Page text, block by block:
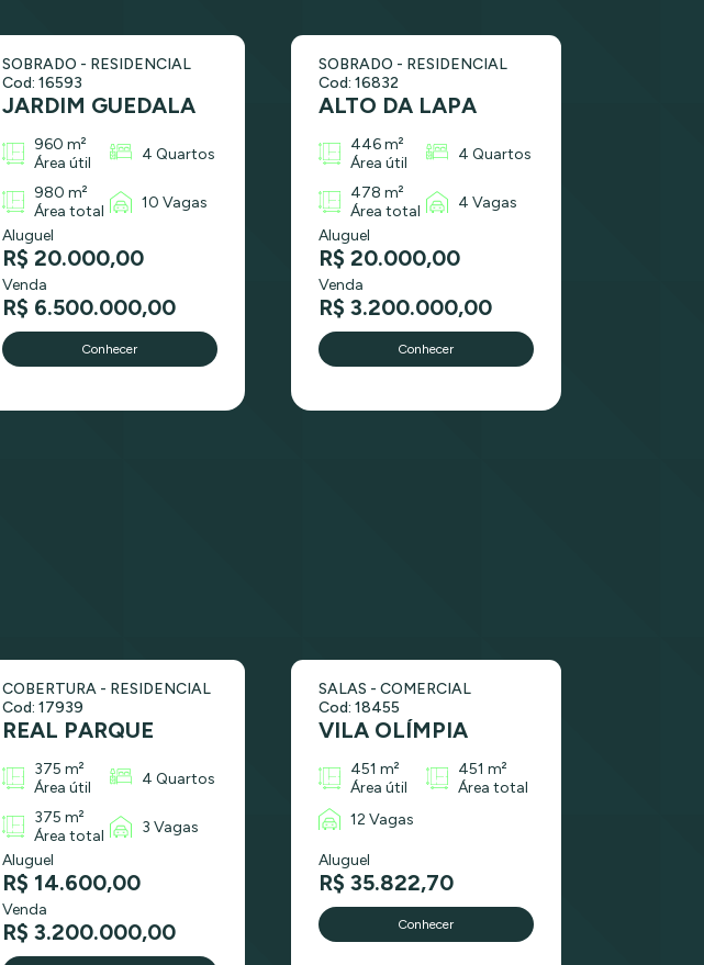
SOBRADO - RESIDENCIAL
Cod: 16593
JARDIM GUEDALA
960 m²
Área útil
4 Quartos
980 m²
Área total
10 Vagas
Aluguel
R$ 20.000,00
Venda
R$ 6.500.000,00
Conhecer
SOBRADO - RESIDENCIAL
Cod: 16832
ALTO DA LAPA
446 m²
Área útil
4 Quartos
478 m²
Área total
4 Vagas
Aluguel
R$ 20.000,00
Venda
R$ 3.200.000,00
Conhecer
COBERTURA - RESIDENCIAL
Cod: 17939
REAL PARQUE
375 m²
Área útil
4 Quartos
375 m²
Área total
3 Vagas
Aluguel
R$ 14.600,00
Venda
R$ 3.200.000,00
SALAS - COMERCIAL
Cod: 18455
VILA OLÍMPIA
451 m²
Área útil
451 m²
Área total
12 Vagas
Aluguel
R$ 35.822,70
Conhecer